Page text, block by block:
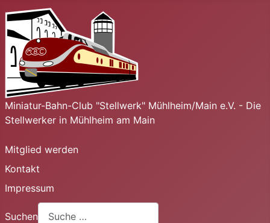
Miniatur-Bahn-Club "Stellwerk" Mühlheim/Main e.V. - Die
Stellwerker in Mühlheim am Main
Mitglied werden
Kontakt
Impressum
Suchen